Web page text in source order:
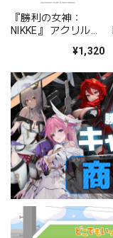
『勝利の女神：
NIKKE』 アクリルス
¥1,320